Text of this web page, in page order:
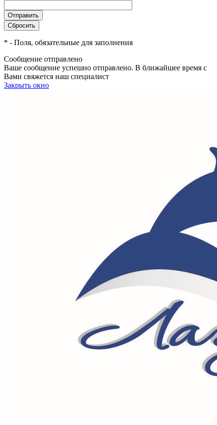
* - Поля, обязательные для заполнения
Сообщение отправлено
Ваше сообщение успешно отправлено. В ближайшее время с
Вами свяжется наш специалист
Закрыть окно